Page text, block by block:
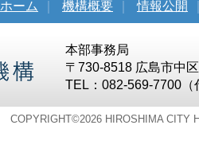
ホーム 機構概要 情報公開
本部事務局
〒730-8518 広島市中
TEL：082-569-7700
COPYRIGHT©2026 HIROSHIMA CITY